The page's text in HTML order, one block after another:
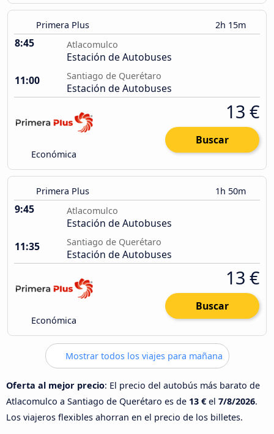
Primera Plus 2h 15m
8:45 Atlacomulco
Estación de Autobuses
11:00
Santiago de Querétaro
Estación de Autobuses
Económica
13 €
Buscar
Primera Plus 1h 50m
9:45 Atlacomulco
Estación de Autobuses
11:35
Santiago de Querétaro
Estación de Autobuses
Económica
13 €
Buscar
Mostrar todos los viajes para mañana
Oferta al mejor precio: El precio del autobús más barato de
Atlacomulco a Santiago de Querétaro es de 13 € el 7/8/2026.
Los viajeros flexibles ahorran en el precio de los billetes.